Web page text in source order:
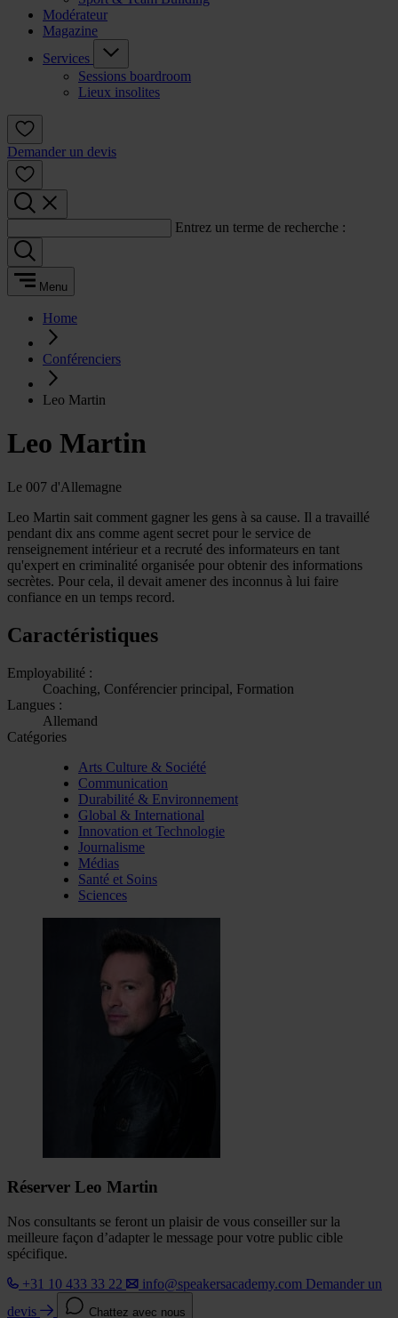
Modérateur
Magazine
Services
Sessions boardroom
Lieux insolites
Demander un devis
Entrez un terme de recherche :
Menu
Home
Conférenciers
Leo Martin
Leo Martin
Le 007 d'Allemagne
Leo Martin sait comment gagner les gens à sa cause. Il a travaillé
pendant dix ans comme agent secret pour le service de
renseignement intérieur et a recruté des informateurs en tant
qu'expert en criminalité organisée pour obtenir des informations
secrètes. Pour cela, il devait amener des inconnus à lui faire
confiance en un temps record.
Caractéristiques
Employabilité :
Coaching, Conférencier principal, Formation
Langues :
Allemand
Catégories
Arts Culture & Société
Communication
Durabilité & Environnement
Global & International
Innovation et Technologie
Journalisme
Médias
Santé et Soins
Sciences
Réserver Leo Martin
Nos consultants se feront un plaisir de vous conseiller sur la
meilleure façon d’adapter le message pour votre public cible
spécifique.
+31 10 433 33 22
info@speakersacademy.com Demander un
devis
Chattez avec nous